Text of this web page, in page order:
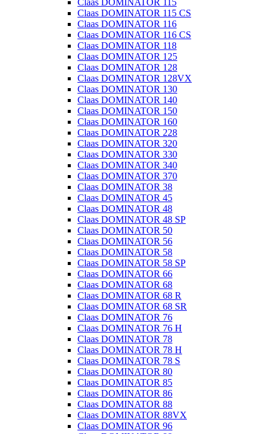
Claas DOMINATOR 115
Claas DOMINATOR 115 CS
Claas DOMINATOR 116
Claas DOMINATOR 116 CS
Claas DOMINATOR 118
Claas DOMINATOR 125
Claas DOMINATOR 128
Claas DOMINATOR 128VX
Claas DOMINATOR 130
Claas DOMINATOR 140
Claas DOMINATOR 150
Claas DOMINATOR 160
Claas DOMINATOR 228
Claas DOMINATOR 320
Claas DOMINATOR 330
Claas DOMINATOR 340
Claas DOMINATOR 370
Claas DOMINATOR 38
Claas DOMINATOR 45
Claas DOMINATOR 48
Claas DOMINATOR 48 SP
Claas DOMINATOR 50
Claas DOMINATOR 56
Claas DOMINATOR 58
Claas DOMINATOR 58 SP
Claas DOMINATOR 66
Claas DOMINATOR 68
Claas DOMINATOR 68 R
Claas DOMINATOR 68 SR
Claas DOMINATOR 76
Claas DOMINATOR 76 H
Claas DOMINATOR 78
Claas DOMINATOR 78 H
Claas DOMINATOR 78 S
Claas DOMINATOR 80
Claas DOMINATOR 85
Claas DOMINATOR 86
Claas DOMINATOR 88
Claas DOMINATOR 88VX
Claas DOMINATOR 96